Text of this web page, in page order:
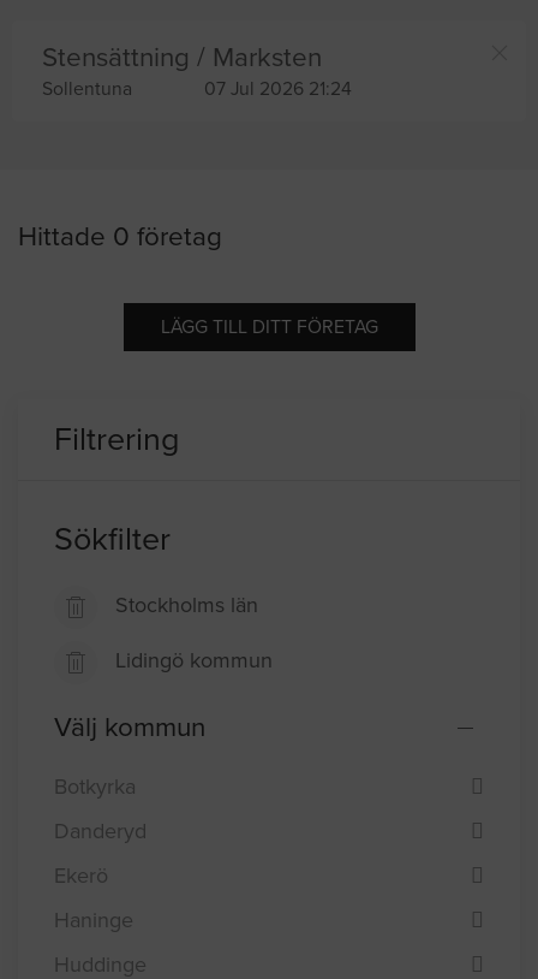
Stensättning / Marksten
Sollentuna 07 Jul 2026 21:24
Hittade 0 företag
LÄGG TILL DITT FÖRETAG
Filtrering
Sökfilter
Stockholms län
Lidingö kommun
Välj kommun
Botkyrka
Danderyd
Ekerö
Haninge
Huddinge